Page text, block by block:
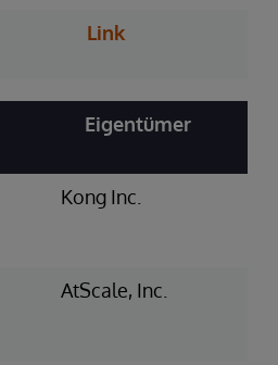
Link
Eigentümer
Kong Inc.
AtScale, Inc.